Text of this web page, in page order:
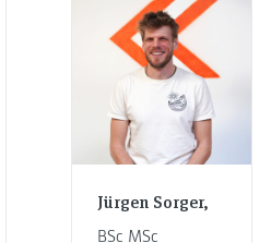
Jürgen Sorger,
BSc MSc